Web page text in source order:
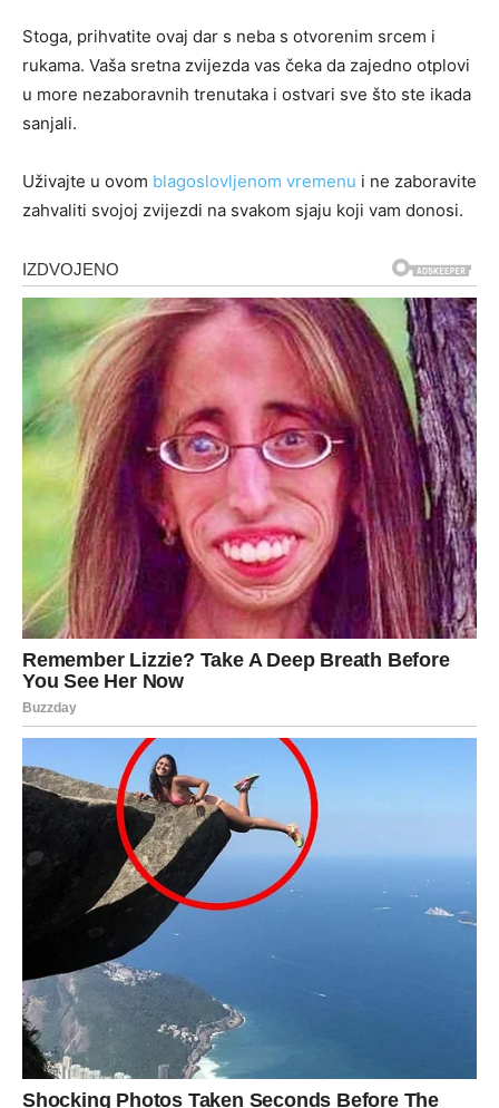
Stoga, prihvatite ovaj dar s neba s otvorenim srcem i
rukama. Vaša sretna zvijezda vas čeka da zajedno otplovi
u more nezaboravnih trenutaka i ostvari sve što ste ikada
sanjali.
Uživajte u ovom blagoslovljenom vremenu i ne zaboravite
zahvaliti svojoj zvijezdi na svakom sjaju koji vam donosi.